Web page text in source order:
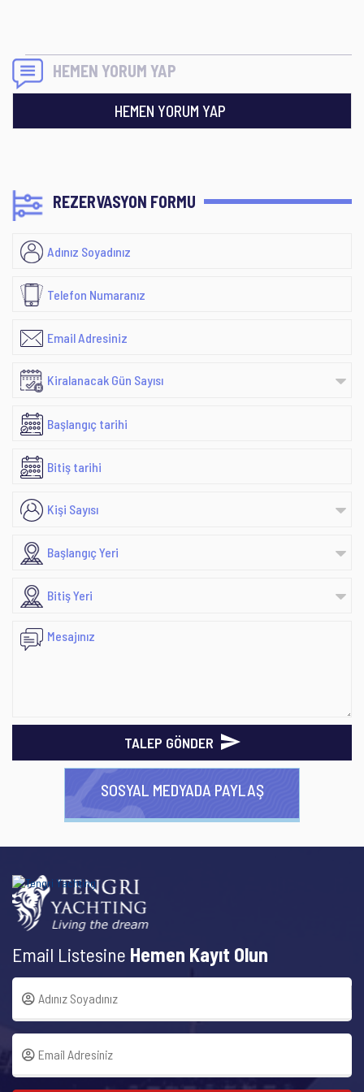
HEMEN YORUM YAP
HEMEN YORUM YAP
REZERVASYON FORMU
TALEP GÖNDER
SOSYAL MEDYADA PAYLAŞ
Email Listesine Hemen Kayıt Olun